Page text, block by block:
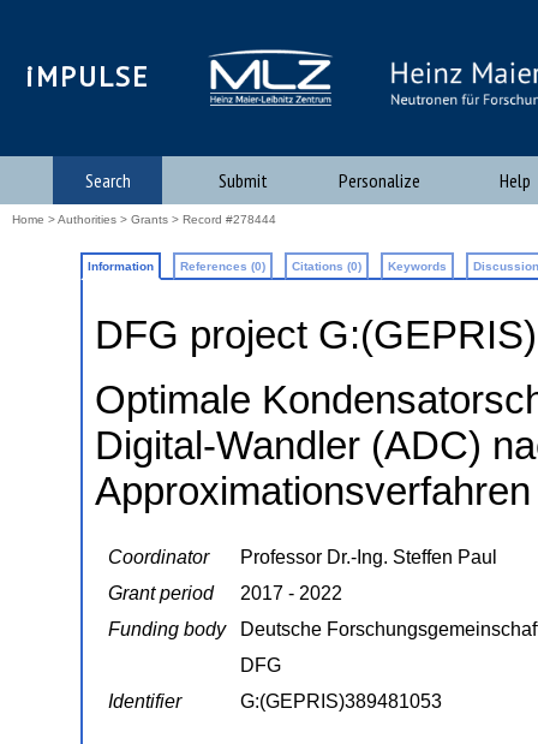
iMPULSE
Search Submit Personalize Help
Home >Authorities > Grants > Record #278444
Information References (0) Citations (0) Keywords
DFG project
Optimale
Digital-Wandler (ADC)
Coordinator
Professor Dr.-Ing. Steffen Paul
Grant period
2017 - 2022
Funding body
Deutsche
DFG
Identifier
G:(GEPRIS)389481053